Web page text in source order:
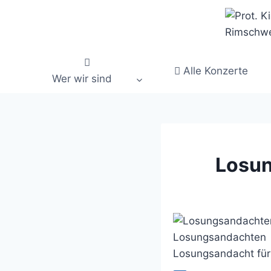
Wer wir sind
Alle Konzerte
Losungsandachten
Losungsandacht